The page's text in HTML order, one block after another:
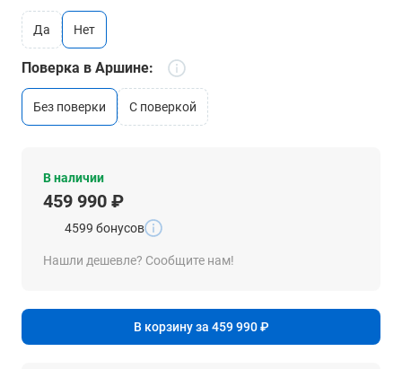
да нет
Поверка в Аршине:
без поверки c поверкой
В наличии
459 990 ₽
4599 бонусов
Нашли дешевле? Сообщите нам!
В корзину за 459 990 ₽